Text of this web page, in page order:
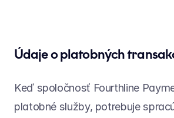
Údaje o platobných
Keď spoločnosť Fourthline
platobné služby, potrebuje